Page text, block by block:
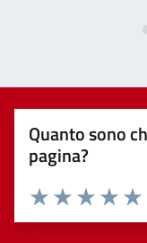
Quanto sono
pagina?
Valuta
Valuta 3
Valuta 2 stelle
Valuta 1 stelle su 5